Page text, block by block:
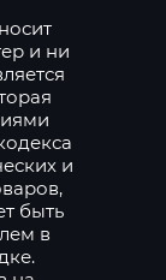
и ни
и
быть
в